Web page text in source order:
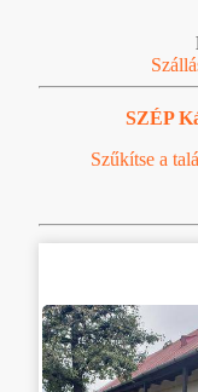
SZÉP
Szűkítse a